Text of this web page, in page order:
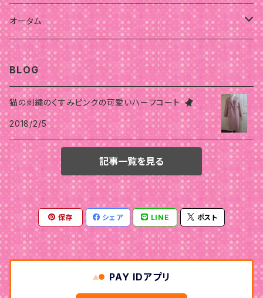
骨格スタイルナチュラル
骨格スタイルストレート
骨格スタイルウェーブ
スプリング
ストレート
ウェーブ
ナチュラル
オータム
ウェーブ
ナチュラル
ストレート
骨格スタイル
ストレート
ナチュラル
ウェーブ
ウインター
骨格スタイルウェーブ
ストレート
ウェーブ
ナチュラル
スプリング
骨格
ストレート
ナチュラル
ウェーブ
オータム
ナチュラル
ウェーブ
骨格スタイルストレート
パーソナルカラーオータム
骨格スタイルナチュラル
ウェーブ
ナチュラル
ウインター
ストレート
ウェーブ
ナチュラル
サマー
ストレート
ウェーブ
ナチュラル
スプリング
ストレート
ウェーブ
ナチュラル
オータム
ストレート
ウェーブ
ナチュラル
オータム
オータム
スプリング
ストレート
ナチュラル
ウェーブ
サマー
ウインター
ストレート
ウェーブ
ナチュラル
BLOG
猫の刺繍のくすみピンクの可愛いハーフコート
2018/2/5
記事一覧を見る
保存 シェア LINE ポスト
PAY IDアプリ